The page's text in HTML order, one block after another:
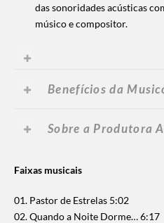
das sonoridades acústicas
músico e compositor.
Benefícios da
Sobre a Produtora
Faixas musicais
01. Pastor de Estrelas 5:02
02. Quando a Noite Dorme… 6:17